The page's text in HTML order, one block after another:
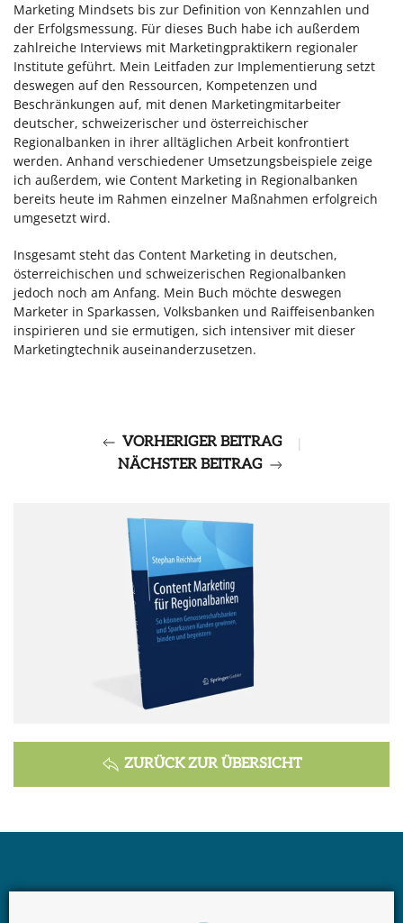
Marketing Mindsets bis zur Definition von Kennzahlen und
der Erfolgsmessung. Für dieses Buch habe ich außerdem
zahlreiche Interviews mit Marketingpraktikern regionaler
Institute geführt. Mein Leitfaden zur Implementierung setzt
deswegen auf den Ressourcen, Kompetenzen und
Beschränkungen auf, mit denen Marketingmitarbeiter
deutscher, schweizerischer und österreichischer
Regionalbanken in ihrer alltäglichen Arbeit konfrontiert
werden. Anhand verschiedener Umsetzungsbeispiele zeige
ich außerdem, wie Content Marketing in Regionalbanken
bereits heute im Rahmen einzelner Maßnahmen erfolgreich
umgesetzt wird.
Insgesamt steht das Content Marketing in deutschen,
österreichischen und schweizerischen Regionalbanken
jedoch noch am Anfang. Mein Buch möchte deswegen
Marketer in Sparkassen, Volksbanken und Raiffeisenbanken
inspirieren und sie ermutigen, sich intensiver mit dieser
Marketingtechnik auseinanderzusetzen.
VORHERIGER BEITRAG
|
NÄCHSTER BEITRAG
ZURÜCK ZUR ÜBERSICHT